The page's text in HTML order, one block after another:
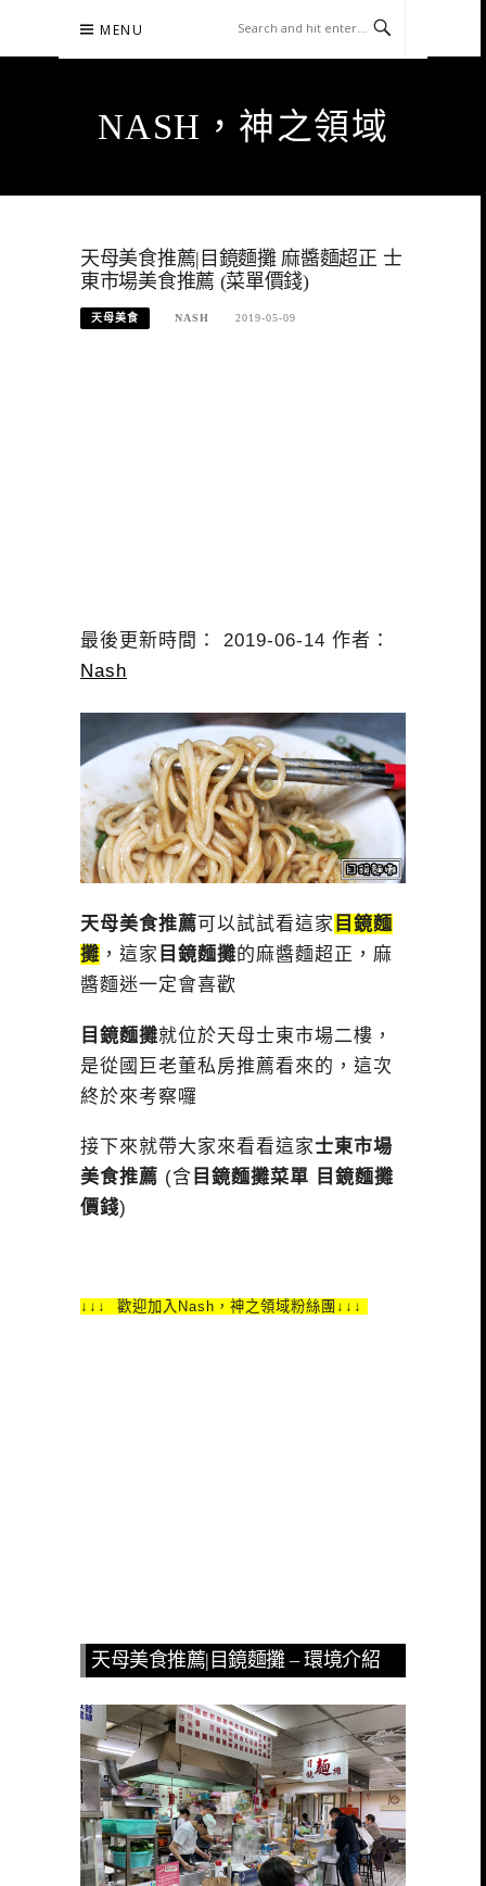
content
MENU
NASH，神之領域
天母美食推薦|目鏡麵攤 麻醬麵超正 士
東市場美食推薦 (菜單價錢)
天母美食 NASH 2019-05-09
最後更新時間： 2019-06-14 作者：
Nash
天母美食推薦可以試試看這家 目鏡麵
攤 ，這家 目鏡麵攤的麻醬麵超正，麻
醬麵迷一定會喜歡
目鏡麵攤就位於天母士東市場二樓，
是從國巨老董私房推薦看來的，這次
終於來考察囉
接下來就帶大家來看看這家士東市場
美食推薦 (含 目鏡麵攤菜單 目鏡麵攤
價錢)
↓↓↓ 歡迎加入Nash，神之領域粉絲團↓↓↓
天母美食推薦|目鏡麵攤 – 環境介紹